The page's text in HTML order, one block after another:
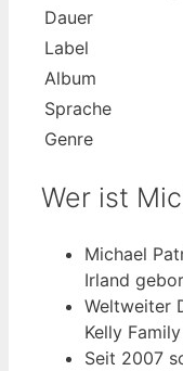
Dauer
Label
Album
Sprache
Genre
Wer ist
Michael
Irland
Weltweiter
Kelly
Seit 2007